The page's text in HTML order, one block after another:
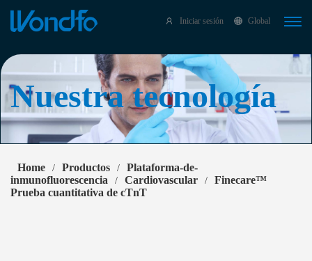
Iniciar sesión Global
Nuestra tecnología
Home / Productos /
Plataforma-de-
inmunofluorescencia
/ Cardiovascular /
Finecare™
Prueba cuantitativa de cTnT